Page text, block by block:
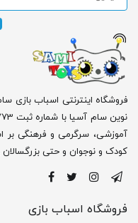
فروشگاه اینترنتی اسباب بازی
آموزشی، سرگرمی و فرهنگی بر
کودک و نوجوان و حتی بزرگسالان
فروشگاه اسباب بازی